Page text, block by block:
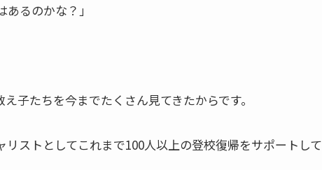
るのかな？」
子たちを今までたくさん見てきたからです。
ストとしてこれまで100人以上の登校復帰をサポートして